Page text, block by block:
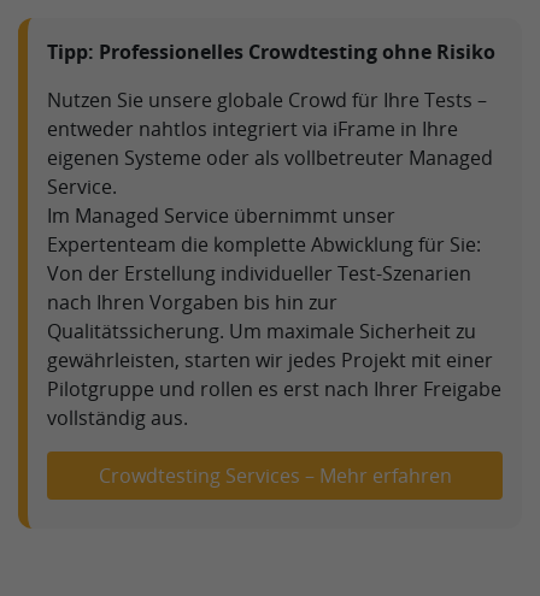
Tipp: Professionelles Crowdtesting ohne Risiko
Nutzen Sie unsere globale Crowd für Ihre Tests –
entweder nahtlos integriert via iFrame in Ihre
eigenen Systeme oder als vollbetreuter Managed
Service.
Im Managed Service übernimmt unser
Expertenteam die komplette Abwicklung für Sie:
Von der Erstellung individueller Test-Szenarien
nach Ihren Vorgaben bis hin zur
Qualitätssicherung. Um maximale Sicherheit zu
gewährleisten, starten wir jedes Projekt mit einer
Pilotgruppe und rollen es erst nach Ihrer Freigabe
vollständig aus.
Crowdtesting Services – Mehr erfahren